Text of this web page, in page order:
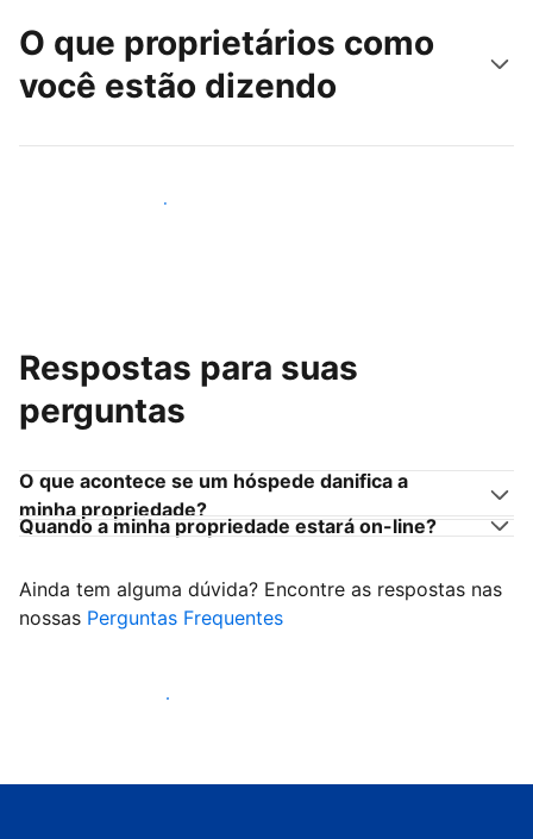
O que proprietários como
você estão dizendo
Junte-se a outros anfitriões
Respostas para suas
perguntas
O que acontece se um hóspede danifica a
minha propriedade?
Quando a minha propriedade estará on-line?
Ainda tem alguma dúvida? Encontre as respostas nas
nossas Perguntas Frequentes
Comece a receber hóspedes